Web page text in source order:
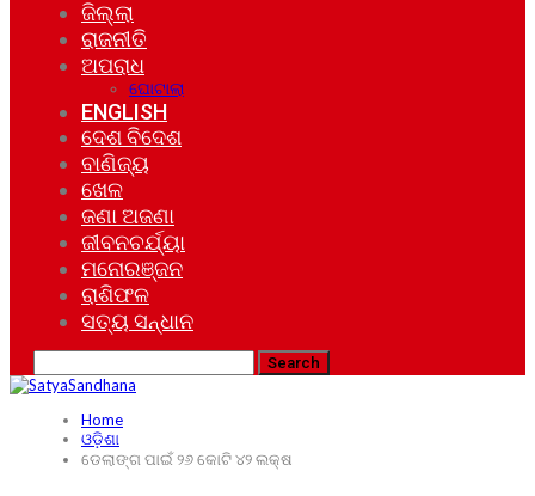
ଜିଲ୍ଲା
ରାଜନୀତି
ଅପରାଧ
ଘୋଟାଲା
ENGLISH
ଦେଶ ବିଦେଶ
ବାଣିଜ୍ୟ
ଖେଳ
ଜଣା ଅଜଣା
ଜୀବନଚର୍ଯ୍ୟା
ମନୋରଞ୍ଜନ
ରାଶିଫଳ
ସତ୍ୟ ସନ୍ଧାନ
Home
ଓଡ଼ିଶା
ଡେଲାଙ୍ଗ ପାଇଁ ୨୬ କୋଟି ୪୨ ଲକ୍ଷ